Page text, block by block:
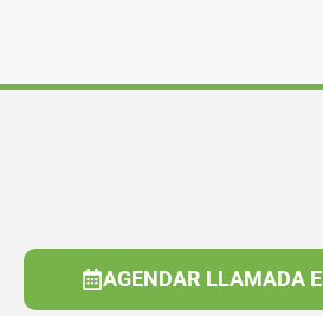
AGENDAR LLAMADA